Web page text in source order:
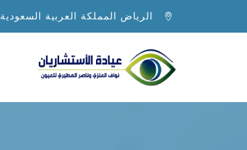
الرياض المملكة العربية السعودية